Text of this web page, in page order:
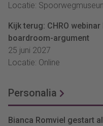
Locatie:
Kijk terug: CHRO
boardroom-argument
25 juni 2027
Locatie: Online
Personalia
Bianca Romviel gestart